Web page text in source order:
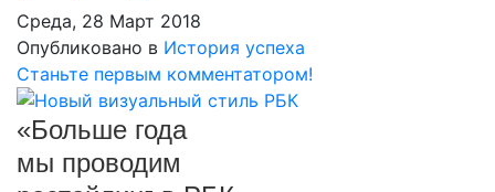
Среда, 28 Март 2018
Опубликовано в История успеха
Станьте первым комментатором!
«Больше года
мы проводим